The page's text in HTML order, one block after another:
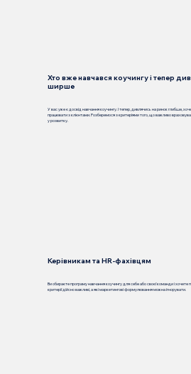
Хто вже навчався коучингу і тепер
ширше
У вас уже є досвід навчання коучингу. І тепер, дивлячись на ринок глибше,
працювати з клієнтами. Розберемося з критеріями того, що важливо
у розвитку.
Керівникам та HR-фахівцям
Ви обираєте програму навчання коучингу для себе або своєї команди і хочете
критерії дійсно важливі, а які маркетингові формулювання можна ігнорувати.